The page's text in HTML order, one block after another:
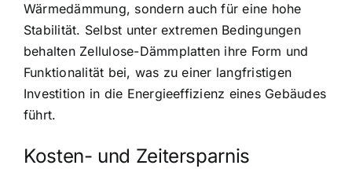
Wärmedämmung, sondern auch für eine hohe
Stabilität. Selbst unter extremen Bedingungen
behalten Zellulose-Dämmplatten ihre Form und
Funktionalität bei, was zu einer langfristigen
Investition in die Energieeffizienz eines Gebäudes
führt.
Kosten- und Zeitersparnis